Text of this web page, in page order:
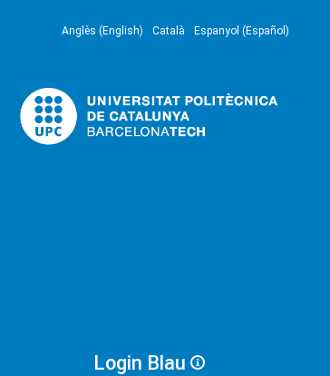
Anglès (English) Català Espanyol (Español)
Login Blau